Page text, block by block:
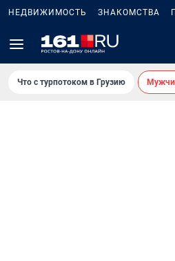
НЕДВИЖИМОСТЬ ЗНАКОМСТВА
Что с турпотоком в Грузию